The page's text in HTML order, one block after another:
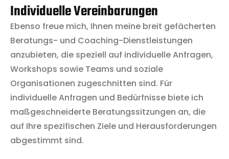
Individuelle Vereinbarungen
Ebenso freue mich, Ihnen meine breit gefächerten
Beratungs- und Coaching-Dienstleistungen
anzubieten, die speziell auf individuelle Anfragen,
Workshops sowie Teams und soziale
Organisationen zugeschnitten sind. Für
individuelle Anfragen und Bedürfnisse biete ich
maßgeschneiderte Beratungssitzungen an, die
auf Ihre spezifischen Ziele und Herausforderungen
abgestimmt sind.